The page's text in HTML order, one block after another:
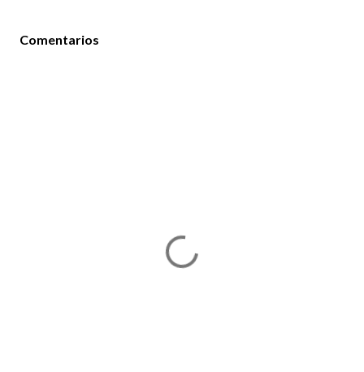
Comentarios